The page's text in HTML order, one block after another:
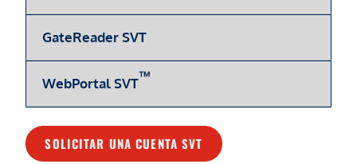
GateReader SVT
WebPortal SVT™
SOLICITAR UNA CUENTA SVT